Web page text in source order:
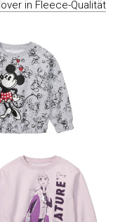
in Fleece-Qualität